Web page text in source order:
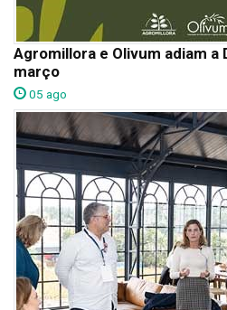
Agromillora e Olivum adiam a
março
05 ago